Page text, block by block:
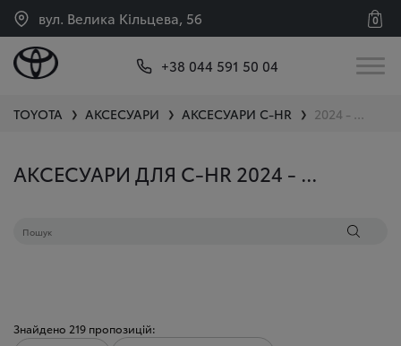
вул. Велика Кільцева, 56 0
+38 044 591 50 04
TOYOTA ❯ АКСЕСУАРИ ❯ АКСЕСУАРИ C-HR ❯ 2024 - ...
АКСЕСУАРИ ДЛЯ C-HR 2024 - ...
Знайдено 219 пропозицій: